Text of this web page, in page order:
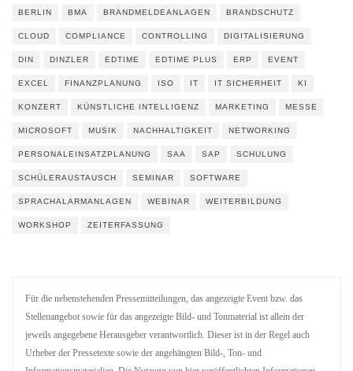
BERLIN BMA BRANDMELDEANLAGEN BRANDSCHUTZ
CLOUD COMPLIANCE CONTROLLING DIGITALISIERUNG
DIN DINZLER EDTIME EDTIME PLUS ERP EVENT
EXCEL FINANZPLANUNG ISO IT IT SICHERHEIT KI
KONZERT KÜNSTLICHE INTELLIGENZ MARKETING MESSE
MICROSOFT MUSIK NACHHALTIGKEIT NETWORKING
PERSONALEINSATZPLANUNG SAA SAP SCHULUNG
SCHÜLERAUSTAUSCH SEMINAR SOFTWARE
SPRACHALARMANLAGEN WEBINAR WEITERBILDUNG
WORKSHOP ZEITERFASSUNG
Für die nebenstehenden Pressemitteilungen, das angezeigte Event bzw. das
Stellenangebot sowie für das angezeigte Bild- und Tonmaterial ist allein der
jeweils angegebene Herausgeber verantwortlich. Dieser ist in der Regel auch
Urheber der Pressetexte sowie der angehängten Bild-, Ton- und